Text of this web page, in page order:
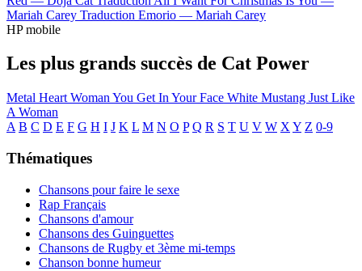
Mariah Carey Traduction Emorio — Mariah Carey
HP mobile
Les plus grands succès de Cat Power
Metal Heart Woman You Get In Your Face White Mustang Just Like
A Woman
A B C D E F G H I J K L M N O P Q R S T U V W X Y Z 0-9
Thématiques
Chansons pour faire le sexe
Rap Français
Chansons d'amour
Chansons des Guinguettes
Chansons de Rugby et 3ème mi-temps
Chanson bonne humeur